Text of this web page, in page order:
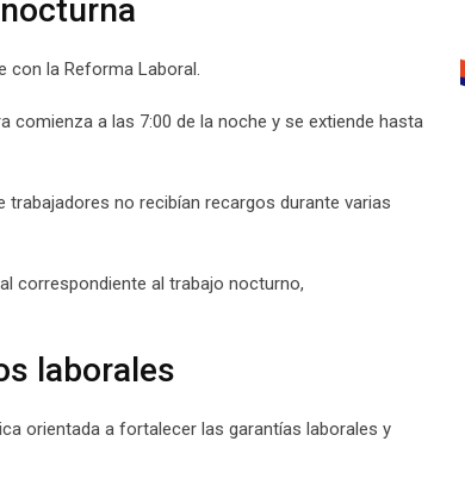
con la Reforma Laboral.
comienza a las 7:00 de la noche y se extiende hasta
no recibían recargos durante varias
correspondiente al trabajo nocturno,
laborales
orientada a fortalecer las garantías laborales y